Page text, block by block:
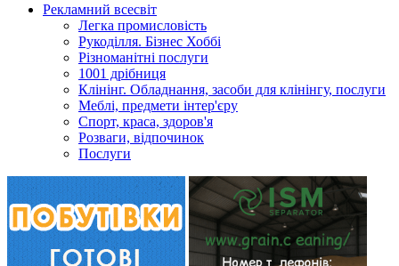
Рекламний всесвіт
Легка промисловість
Рукоділля. Бізнес Хоббі
Різноманітні послуги
1001 дрібниця
Клінінг. Обладнання, засоби для клінінгу, послуги
Меблі, предмети інтер'єру
Спорт, краса, здоров'я
Розваги, відпочинок
Послуги